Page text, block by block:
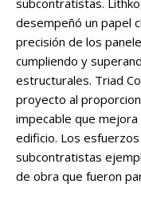
subcontratistas.
desempeñó un papel
precisión de los
cumpliendo y
estructurales. Triad
proyecto al
impecable que
edificio. Los
subcontratistas
de obra que fueron